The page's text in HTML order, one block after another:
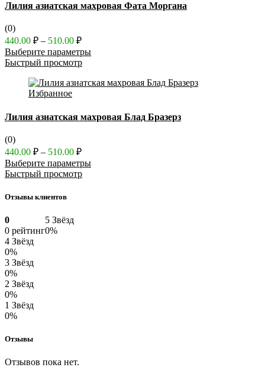
Лилия азиатская махровая Фата Моргана
(0)
440.00 ₽ – 510.00 ₽Диапазон
цен:
440.00 ₽
510.00 ₽
Выберите параметры
Быстрый просмотр
Избранное
Лилия азиатская махровая Блад Бразерз
(0)
440.00 ₽ – 510.00 ₽Диапазон
цен:
440.00 ₽
Выберите параметры
Быстрый просмотр
Отзывы клиентов
0
0 рейтинг
5 Звёзд
0%
4 Звёзд
0%
3 Звёзд
0%
2 Звёзд
0%
1 Звёзд
0%
Отзывы
Отзывов пока нет.